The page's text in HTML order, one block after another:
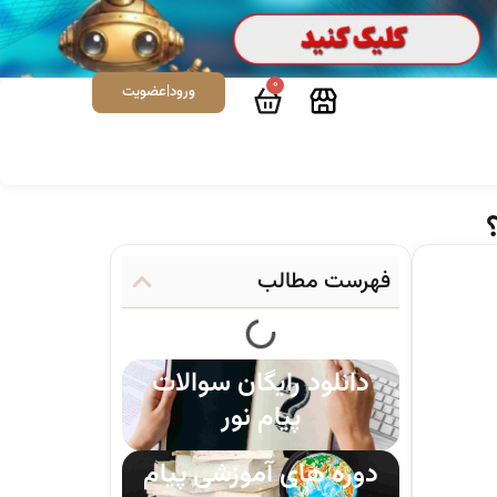
0 ورود|عضویت
فهرست مطالب
دانلود رایگان سوالات
پیام نور
دوره های آموزشی پیام